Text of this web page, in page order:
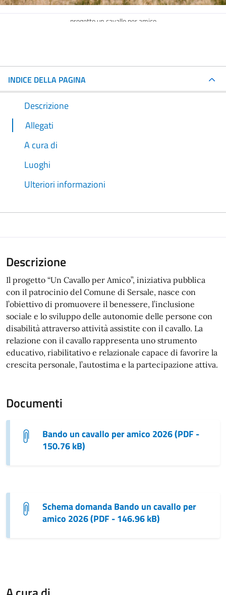
progetto un cavallo per amico
INDICE DELLA PAGINA
Descrizione
Allegati
A cura di
Luoghi
Ulteriori informazioni
Descrizione
Il progetto “Un Cavallo per Amico”, iniziativa pubblica
con il patrocinio del Comune di Sersale, nasce con
l’obiettivo di promuovere il benessere, l’inclusione
sociale e lo sviluppo delle autonomie delle persone con
disabilità attraverso attività assistite con il cavallo. La
relazione con il cavallo rappresenta uno strumento
educativo, riabilitativo e relazionale capace di favorire la
crescita personale, l’autostima e la partecipazione attiva.
Documenti
Bando un cavallo per amico 2026 (PDF -
150.76 kB)
Schema domanda Bando un cavallo per
amico 2026 (PDF - 146.96 kB)